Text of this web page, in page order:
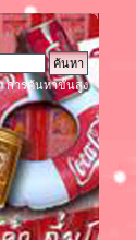
การค้นหาขั้นสูง